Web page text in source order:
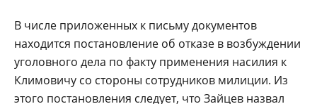
В числе приложенных к письму документов
находится постановление об отказе в возбуждении
уголовного дела по факту применения насилия к
Климовичу со стороны сотрудников милиции. Из
этого постановления следует, что Зайцев назвал